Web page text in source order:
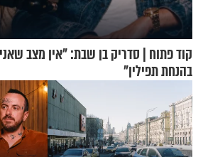
קוד פתוח | סדריק בן שבת: "אין מצב
בהנחת תפילין"